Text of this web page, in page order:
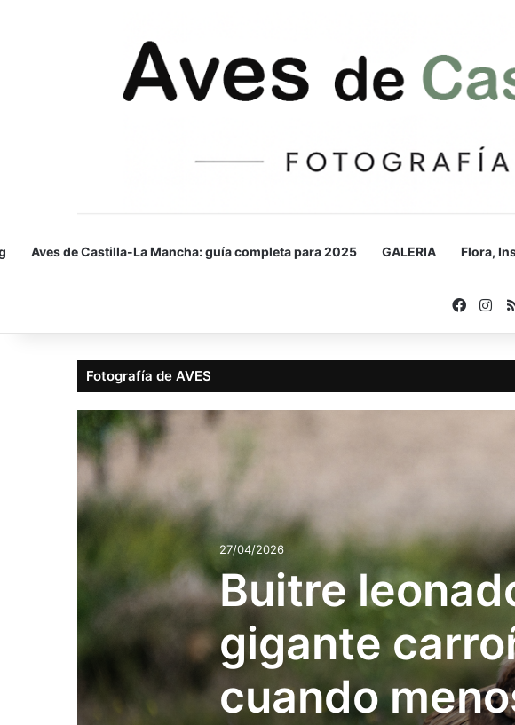
Aves de Castilla-La Mancha: guía completa para 2025 GALERIA Flora,
Fotografía de AVES
27/04/2026
Buitre
gigante
cuando